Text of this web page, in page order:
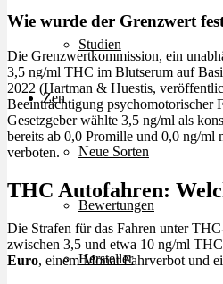
Studien
Zen
Neue Sorten
Bewertungen
Hersteller
Wie wurde der Grenzwert
Die Grenzwertkommission, ein
3,5 ng/ml THC im Blutserum auf
2022 (Hartman & Huestis,
Beeinträchtigung psychomotorischer
Gesetzgeber wählte 3,5 ng/ml als
bereits ab 0,0 Promille und 0,0 ng/ml
verboten.
THC Autofahren:
Die Strafen für das Fahren unter
zwischen 3,5 und etwa 10 ng/ml
Euro, einem Monat Fahrverbot und